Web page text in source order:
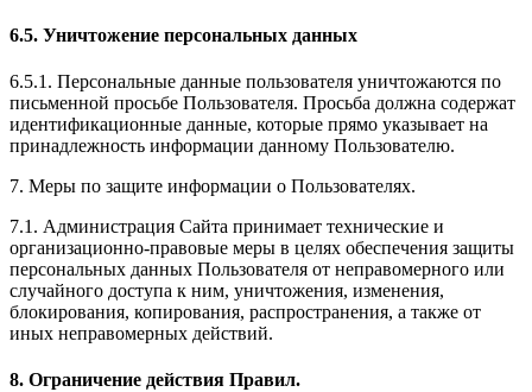
6.5. Уничтожение персональных данных
6.5.1. Персональные данные пользователя уничтожаются по
письменной просьбе Пользователя. Просьба должна содержат
идентификационные данные, которые прямо указывает на
принадлежность информации данному Пользователю.
7. Меры по защите информации о Пользователях.
7.1. Администрация Сайта принимает технические и
организационно-правовые меры в целях обеспечения защиты
персональных данных Пользователя от неправомерного или
случайного доступа к ним, уничтожения, изменения,
блокирования, копирования, распространения, а также от
иных неправомерных действий.
8. Ограничение действия Правил.